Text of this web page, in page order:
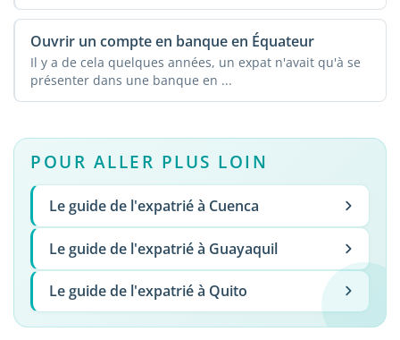
Ouvrir un compte en banque en Équateur
Il y a de cela quelques années, un expat n'avait qu'à se
présenter dans une banque en ...
POUR ALLER PLUS LOIN
Le guide de l'expatrié à Cuenca
Le guide de l'expatrié à Guayaquil
Le guide de l'expatrié à Quito